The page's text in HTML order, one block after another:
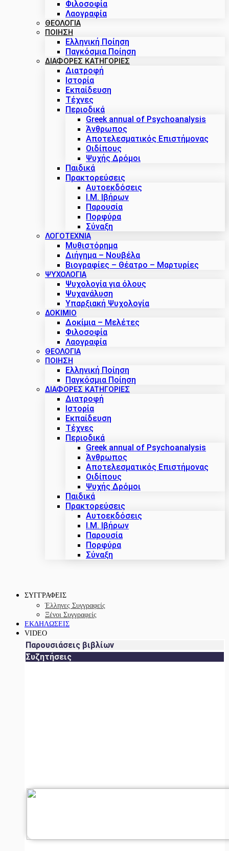
Φιλοσοφία
Λαογραφία
ΘΕΟΛΟΓΙΑ
ΠΟΙΗΣΗ
Ελληνική Ποίηση
Παγκόσμια Ποίηση
ΔΙΑΦΟΡΕΣ ΚΑΤΗΓΟΡΙΕΣ
Διατροφή
Ιστορία
Εκπαίδευση
Τέχνες
Περιοδικά
Greek annual of Psychoanalysis
Άνθρωπος
Αποτελεσματικός Επιστήμονας
Οιδίπους
Ψυχής Δρόμοι
Παιδικά
Πρακτoρεύσεις
Αυτοεκδόσεις
Ι.Μ. Ιβήρων
Παρουσία
Πορφύρα
Σύναξη
ΛΟΓΟΤΕΧΝΙΑ
Μυθιστόρημα
Διήγημα – Νουβέλα
Βιογραφίες – Θέατρο – Μαρτυρίες
ΨΥΧΟΛΟΓΙΑ
Ψυχολογία για όλους
Ψυχανάλυση
Υπαρξιακή Ψυχολογία
ΔΟΚΊΜΙΟ
Δοκίμια – Μελέτες
Φιλοσοφία
Λαογραφία
ΘΕΟΛΟΓΙΑ
ΠΟΙΗΣΗ
Ελληνική Ποίηση
Παγκόσμια Ποίηση
ΔΙΑΦΟΡΕΣ ΚΑΤΗΓΟΡΙΕΣ
Διατροφή
Ιστορία
Εκπαίδευση
Τέχνες
Περιοδικά
Greek annual of Psychoanalysis
Άνθρωπος
Αποτελεσματικός Επιστήμονας
Οιδίπους
Ψυχής Δρόμοι
Παιδικά
Πρακτoρεύσεις
Αυτοεκδόσεις
Ι.Μ. Ιβήρων
Παρουσία
Πορφύρα
Σύναξη
ΣΥΓΓΡΑΦΕΙΣ
Έλληνες Συγγραφείς
Ξένοι Συγγραφείς
ΕΚΔΗΛΩΣΕΙΣ
VIDEO
Παρουσιάσεις βιβλίων
Συζητήσεις